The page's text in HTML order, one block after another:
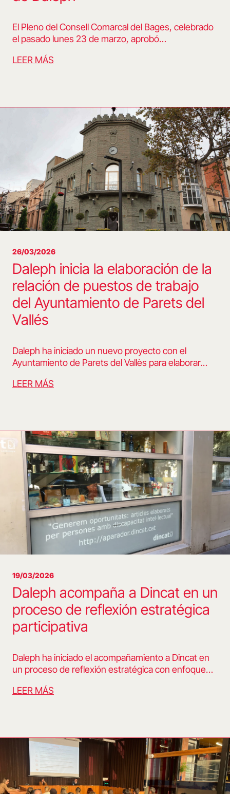
El Pleno del Consell Comarcal del Bages, celebrado
el pasado lunes 23 de marzo, aprobó…
LEER MÁS
26/03/2026
Daleph inicia la elaboración de la
relación de puestos de trabajo
del Ayuntamiento de Parets del
Vallés
Daleph ha iniciado un nuevo proyecto con el
Ayuntamiento de Parets del Vallès para elaborar…
LEER MÁS
19/03/2026
Daleph acompaña a Dincat en un
proceso de reflexión estratégica
participativa
Daleph ha iniciado el acompañamiento a Dincat en
un proceso de reflexión estratégica con enfoque…
LEER MÁS